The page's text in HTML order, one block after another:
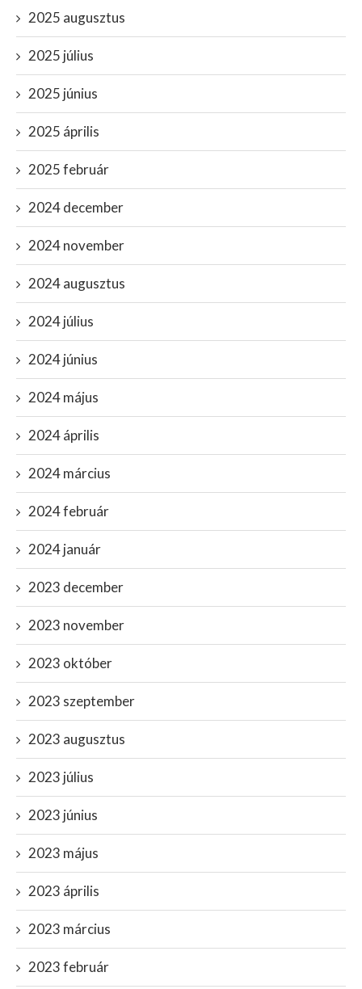
2025 augusztus
2025 július
2025 június
2025 április
2025 február
2024 december
2024 november
2024 augusztus
2024 július
2024 június
2024 május
2024 április
2024 március
2024 február
2024 január
2023 december
2023 november
2023 október
2023 szeptember
2023 augusztus
2023 július
2023 június
2023 május
2023 április
2023 március
2023 február